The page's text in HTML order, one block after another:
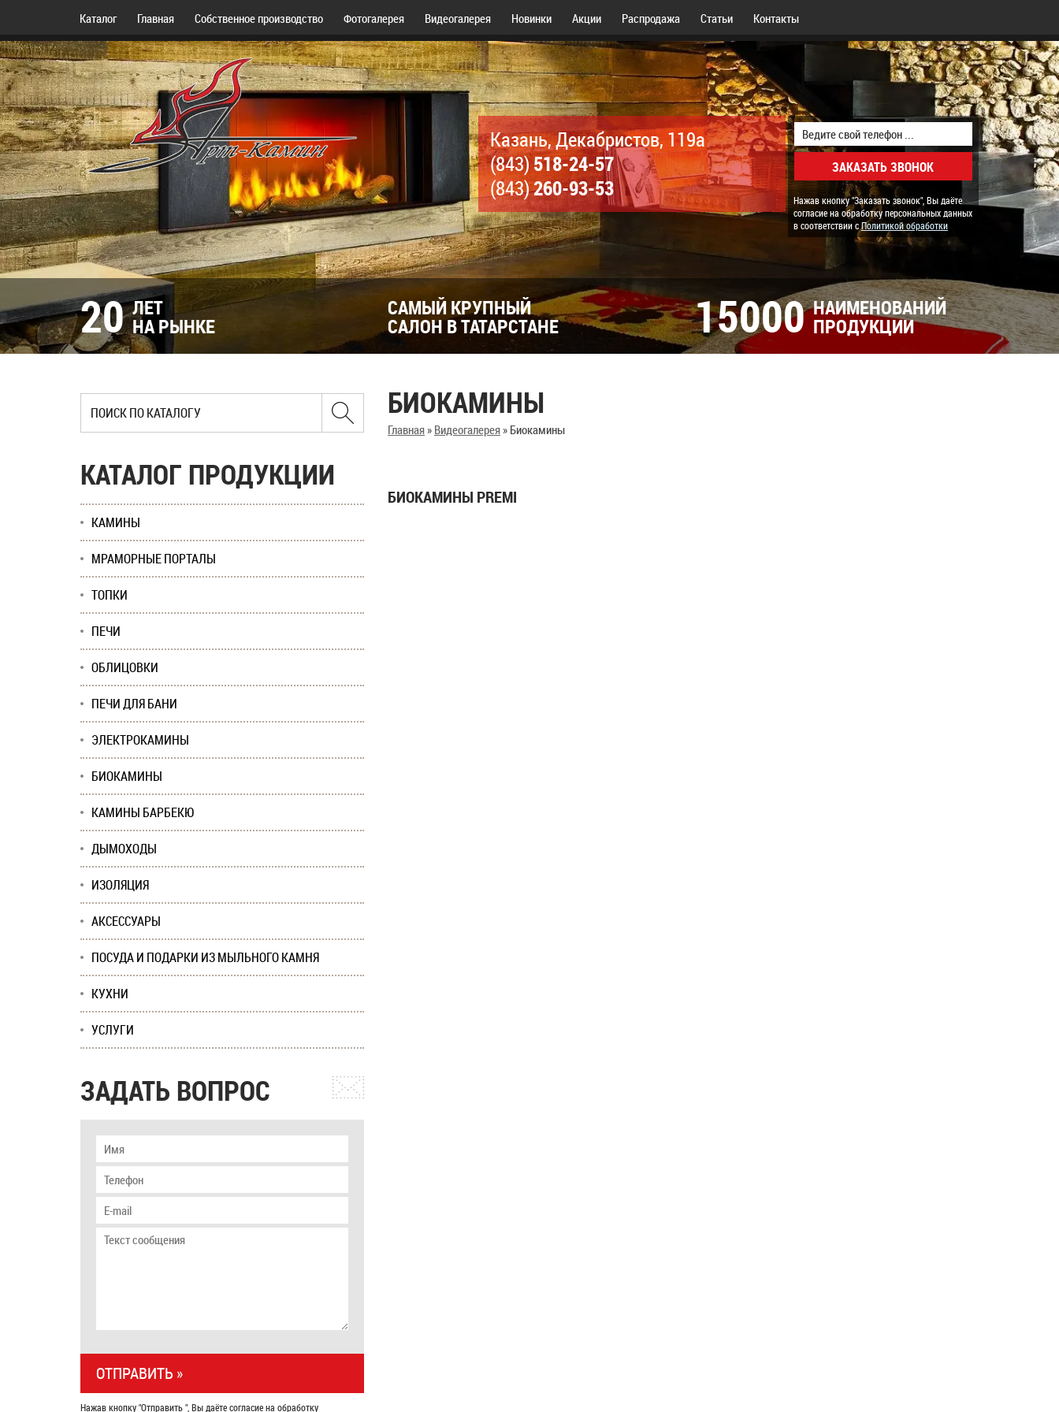
Каталог Главная Собственное производство Фотогалерея Видеогалерея Новинки Акции Распродажа Статьи Контакты
Казань, Декабристов, 119а
(843)518-24-57
(843)260-93-53
Нажав кнопку "Заказать звонок", Вы даёте
согласие на обработку персональных данных
в соответствии сПолитикой обработки
20 ЛЕТ
НА РЫНКЕ
САМЫЙ КРУПНЫЙ
САЛОН В ТАТАРСТАНЕ 15000 НАИМЕНОВАНИЙ
ПРОДУКЦИИ
БИОКАМИНЫ
Главная» Видеогалерея» Биокамины
БИОКАМИНЫ PREMI
КАТАЛОГ ПРОДУКЦИИ
КАМИНЫ
МРАМОРНЫЕ ПОРТАЛЫ
ТОПКИ
ПЕЧИ
ОБЛИЦОВКИ
ПЕЧИ ДЛЯ БАНИ
ЭЛЕКТРОКАМИНЫ
БИОКАМИНЫ
КАМИНЫ БАРБЕКЮ
ДЫМОХОДЫ
ИЗОЛЯЦИЯ
АКСЕССУАРЫ
ПОСУДА И ПОДАРКИ ИЗ МЫЛЬНОГО КАМНЯ
КУХНИ
УСЛУГИ
ЗАДАТЬ ВОПРОС
Нажав кнопку "Отправить ", Вы даёте согласие на обработку